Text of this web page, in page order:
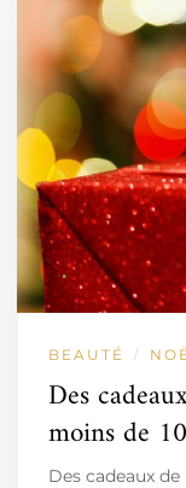
BEAUTÉ /
Des
moins de
Des cadeaux